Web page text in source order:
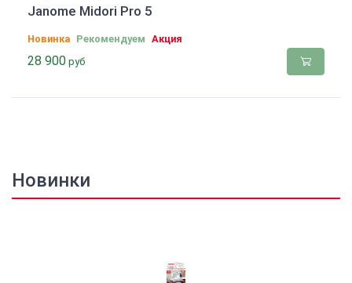
Janome Midori Pro 5
Новинка Рекомендуем Акция
28 900 руб
Новинки